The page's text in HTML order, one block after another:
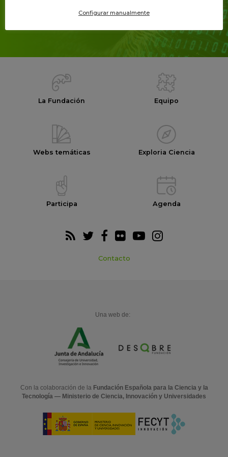
y recibe el mejor contenido de i+Descubre
La Fundación Equipo
Webs temáticas Exploria Ciencia
Participa Agenda
Contacto
Una web de:
Con la colaboración de la Fundación Española para la Ciencia y la
Tecnología — Ministerio de Ciencia, Innovación y Universidades
Configurar manualmente